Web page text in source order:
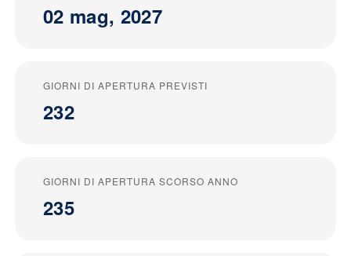
02 mag, 2027
GIORNI DI APERTURA PREVISTI
232
GIORNI DI APERTURA SCORSO ANNO
235